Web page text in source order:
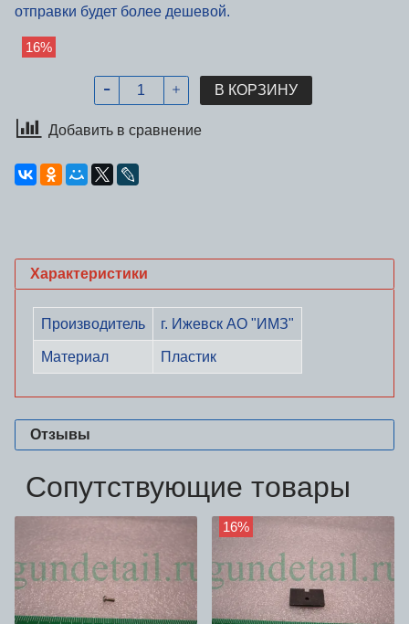
отправки будет более дешевой.
16%
В КОРЗИНУ
Добавить в сравнение
Характеристики
Производитель г. Ижевск АО "ИМЗ"
Материал Пластик
Отзывы
Сопутствующие товары
16%